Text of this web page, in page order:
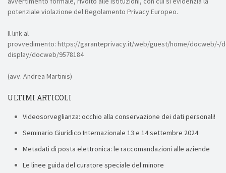
potenziale violazione del Regolamento Privacy Europeo.
Il link al
provvedimento: https://garanteprivacy.it/web/guest/home/docweb/-/
display/docweb/9578184
(avv. Andrea Martinis)
ULTIMI ARTICOLI
Videosorveglianza: occhio alla conservazione dei dati personali!
Seminario Giuridico Internazionale 13 e 14 settembre 2024
Metadati di posta elettronica: le raccomandazioni alle aziende
Le linee guida del curatore speciale del minore